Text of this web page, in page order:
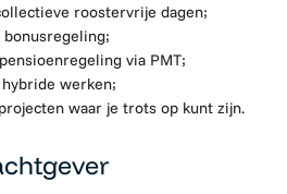
roostervrije dagen;
bonusregeling;
via PMT;
werken;
waar je trots op kunt zijn.